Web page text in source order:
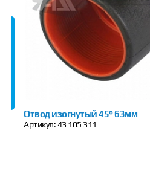
Отвод изогнутый 45° 63мм
Артикул:43 105 311